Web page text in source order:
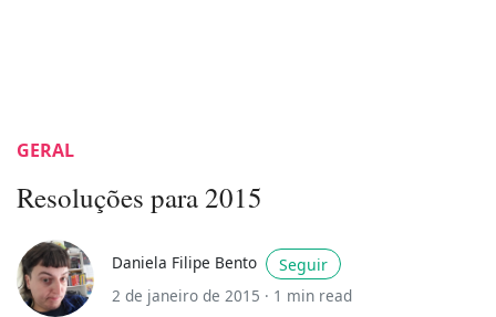
GERAL
Resoluções para 2015
Daniela Filipe Bento
Seguir
2 de janeiro de 2015 · 1 min read